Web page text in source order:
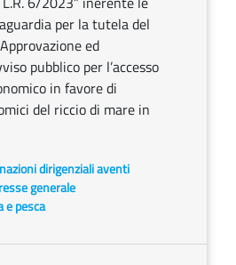
per la tutela del
ed
pubblico per l’accesso
in favore di
del riccio di mare in
dirigenziali aventi
generale
e pesca